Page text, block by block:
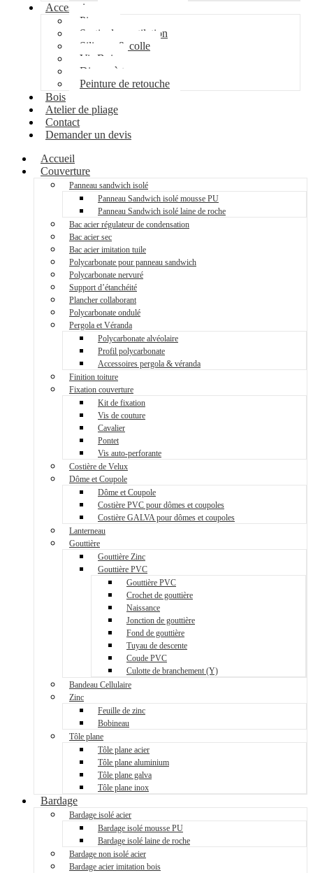
Accessoires
Pipeco
Sortie de ventilation
Silicone & colle
Vis Bois
Disque à tronçonner
Peinture de retouche
Bois
Atelier de pliage
Contact
Demander un devis
Accueil
Couverture
Panneau sandwich isolé
Panneau Sandwich isolé mousse PU
Panneau Sandwich isolé laine de roche
Bac acier régulateur de condensation
Bac acier sec
Bac acier imitation tuile
Polycarbonate pour panneau sandwich
Polycarbonate nervuré
Support d’étanchéité
Plancher collaborant
Polycarbonate ondulé
Pergola et Véranda
Polycarbonate alvéolaire
Profil polycarbonate
Accessoires pergola & véranda
Finition toiture
Fixation couverture
Kit de fixation
Vis de couture
Cavalier
Pontet
Vis auto-perforante
Costière de Velux
Dôme et Coupole
Dôme et Coupole
Costière PVC pour dômes et coupoles
Costière GALVA pour dômes et coupoles
Lanterneau
Gouttière
Gouttière Zinc
Gouttière PVC
Gouttière PVC
Crochet de gouttière
Naissance
Jonction de gouttière
Fond de gouttière
Tuyau de descente
Coude PVC
Culotte de branchement (Y)
Bandeau Cellulaire
Zinc
Feuille de zinc
Bobineau
Tôle plane
Tôle plane acier
Tôle plane aluminium
Tôle plane galva
Tôle plane inox
Bardage
Bardage isolé acier
Bardage isolé mousse PU
Bardage isolé laine de roche
Bardage non isolé acier
Bardage acier imitation bois